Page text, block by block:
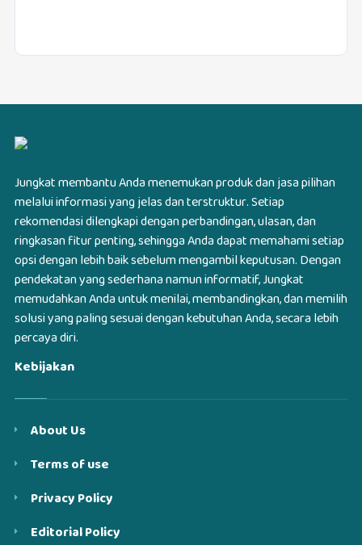
Jungkat membantu Anda menemukan produk dan jasa pilihan
melalui informasi yang jelas dan terstruktur. Setiap
rekomendasi dilengkapi dengan perbandingan, ulasan, dan
ringkasan fitur penting, sehingga Anda dapat memahami setiap
opsi dengan lebih baik sebelum mengambil keputusan. Dengan
pendekatan yang sederhana namun informatif, Jungkat
memudahkan Anda untuk menilai, membandingkan, dan memilih
solusi yang paling sesuai dengan kebutuhan Anda, secara lebih
percaya diri.
Kebijakan
About Us
Terms of use
Privacy Policy
Editorial Policy